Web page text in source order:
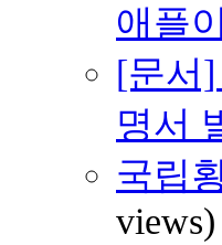
애플
[문서
명서
국립
views)